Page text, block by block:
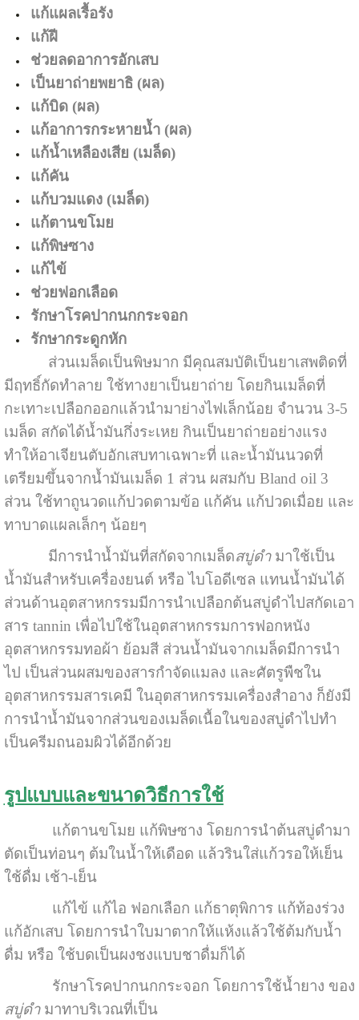
แก้แผลเรื้อรัง
แก้ฝี
ช่วยลดอาการอักเสบ
เป็นยาถ่ายพยาธิ (ผล)
แก้บิด (ผล)
แก้อาการกระหายน้ำ (ผล)
แก้น้ำเหลืองเสีย (เมล็ด)
แก้คัน
แก้บวมแดง (เมล็ด)
แก้ตานขโมย
แก้พิษซาง
แก้ไข้
ช่วยฟอกเลือด
รักษาโรคปากนกกระจอก
รักษากระดูกหัก
ส่วนเมล็ดเป็นพิษมาก มีคุณสมบัติเป็นยาเสพติดที่
มีฤทธิ์กัดทำลาย ใช้ทางยาเป็นยาถ่าย โดยกินเมล็ดที่
กะเทาะเปลือกออกแล้วนำมาย่างไฟเล็กน้อย จำนวน 3-5
เมล็ด สกัดได้น้ำมันกึ่งระเหย กินเป็นยาถ่ายอย่างแรง
ทำให้อาเจียนตับอักเสบทาเฉพาะที่ และน้ำมันนวดที่
เตรียมขึ้นจากน้ำมันเมล็ด 1 ส่วน ผสมกับ Bland oil 3
ส่วน ใช้ทาถูนวดแก้ปวดตามข้อ แก้คัน แก้ปวดเมื่อย และ
ทาบาดแผลเล็กๆ น้อยๆ
มีการนำน้ำมันที่สกัดจากเมล็ดสบู่ดำ มาใช้เป็น
น้ำมันสำหรับเครื่องยนต์ หรือ ไบโอดีเซล แทนน้ำมันได้
ส่วนด้านอุตสาหกรรมมีการนำเปลือกต้นสบู่ดำไปสกัดเอา
สาร tannin เพื่อไปใช้ในอุตสาหกรรมการฟอกหนัง
อุตสาหกรรมทอผ้า ย้อมสี ส่วนน้ำมันจากเมล็ดมีการนำ
ไป เป็นส่วนผสมของสารกำจัดแมลง และศัตรูพืชใน
อุตสาหกรรมสารเคมี ในอุตสาหกรรมเครื่องสำอาง ก็ยังมี
การนำน้ำมันจากส่วนของเมล็ดเนื้อในของสบู่ดำไปทำ
เป็นครีมถนอมผิวได้อีกด้วย
รูปแบบและขนาดวิธีการใช้
แก้ตานขโมย แก้พิษซาง โดยการนำต้นสบู่ดำมา
ตัดเป็นท่อนๆ ต้มในน้ำให้เดือด แล้วรินใส่แก้วรอให้เย็น
ใช้ดื่ม เช้า-เย็น
แก้ไข้ แก้ไอ ฟอกเลือก แก้ธาตุพิการ แก้ท้องร่วง
แก้อักเสบ โดยการนำใบมาตากให้แห้งแล้วใช้ต้มกับน้ำ
ดื่ม หรือ ใช้บดเป็นผงชงแบบชาดื่มก็ได้
รักษาโรคปากนกกระจอก โดยการใช้น้ำยาง ของ
สบู่ดำ มาทาบริเวณที่เป็น